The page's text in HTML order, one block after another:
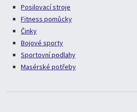
Posilovací stroje
Fitness pomůcky
Činky
Bojové sporty
Sportovní podlahy
Masérské potřeby